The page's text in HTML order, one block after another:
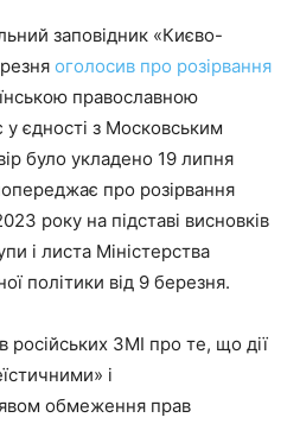
заповідник «Києво-
оголосив про розірвання
православною
єдності з Московським
було укладено 19 липня
про розірвання
року на підставі висновків
і листа Міністерства
політики від 9 березня.
російських ЗМІ про те, що дії
і
обмеження прав